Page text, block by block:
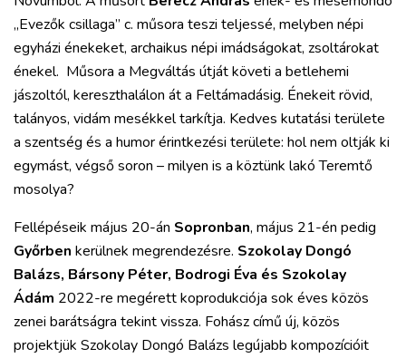
„Evezők csillaga” c. műsora teszi teljessé, melyben népi
egyházi énekeket, archaikus népi imádságokat, zsoltárokat
énekel. Műsora a Megváltás útját követi a betlehemi
jászoltól, kereszthalálon át a Feltámadásig. Énekeit rövid,
talányos, vidám mesékkel tarkítja. Kedves kutatási területe
a szentség és a humor érintkezési területe: hol nem oltják ki
egymást, végső soron – milyen is a köztünk lakó Teremtő
mosolya?
Fellépéseik május 20-án Sopronban, május 21-én pedig
Győrben kerülnek megrendezésre. Szokolay Dongó
Balázs, Bársony Péter, Bodrogi Éva és Szokolay
Ádám 2022-re megérett koprodukciója sok éves közös
zenei barátságra tekint vissza. Fohász című új, közös
projektjük Szokolay Dongó Balázs legújabb kompozícióit